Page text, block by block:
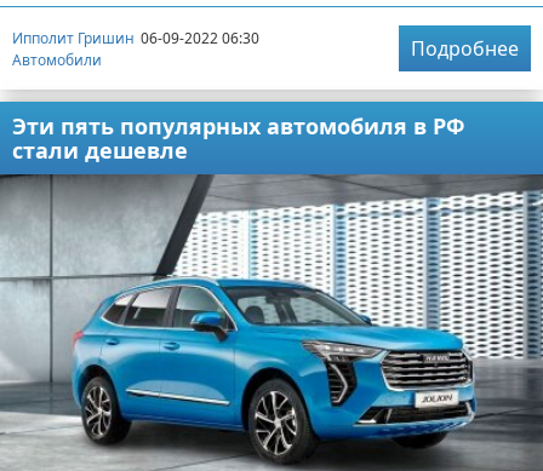
Ипполит Гришин 06-09-2022 06:30
Автомобили
Подробнее
Эти пять популярных автомобиля в РФ
стали дешевле